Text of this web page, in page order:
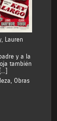
, Lauren
y a la
también
, Obras